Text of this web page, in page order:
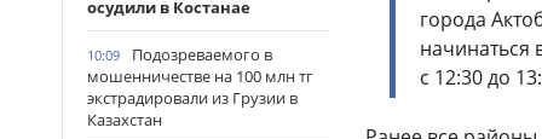
осудили в Костанае
10:09
Подозреваемого в
мошенничестве на 100 млн тг
экстрадировали из Грузии в
Казахстан
города
начинаться
с 12:30 до